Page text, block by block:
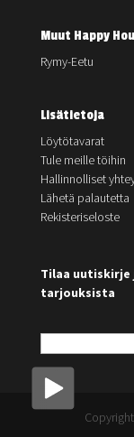
Muut Happy
Rymy-Eetu
Lisätietoja
Löytötavarat
Tule meille töihin
Hallinnolliset
Lähetä palautetta
Rekisteriseloste
Tilaa
tarjouksista